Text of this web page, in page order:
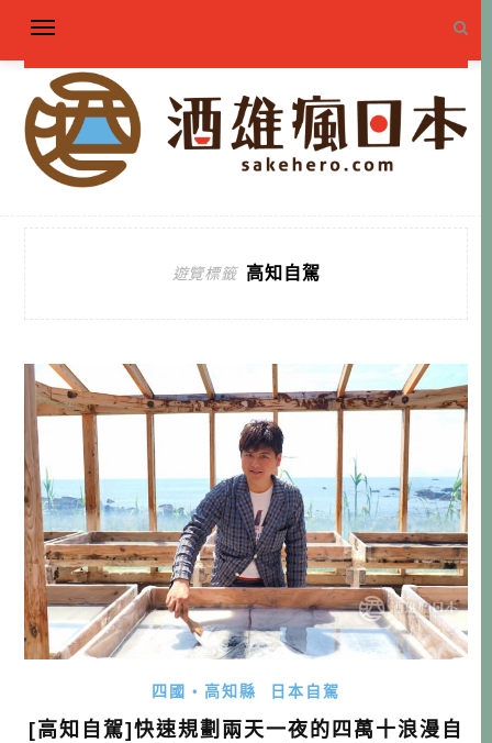
遊覽標籤 高知自駕
四國・高知縣 日本自駕
[高知自駕]快速規劃兩天一夜的四萬十浪漫自